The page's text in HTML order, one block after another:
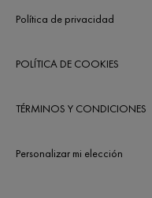
Política de privacidad
POLÍTICA DE COOKIES
TÉRMINOS Y CONDICIONES
Personalizar mi elección